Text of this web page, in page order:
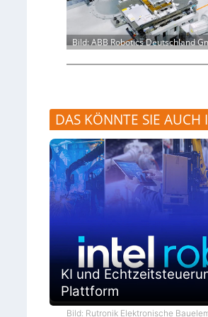
Bild: ABB Robotics Deutschland
DAS KÖNNTE SIE AUCH
KI und
Plattform
Bild: Rutronik Elektronische